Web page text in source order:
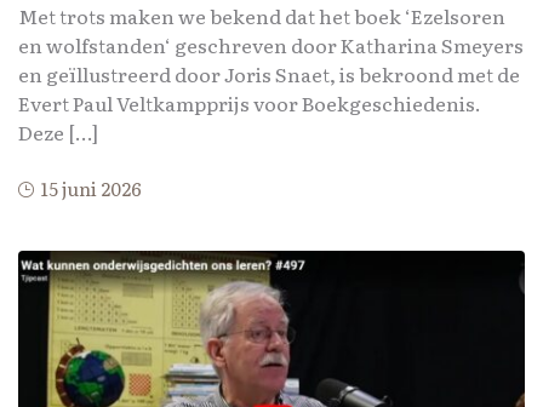
Met trots maken we bekend dat het boek ‘Ezelsoren
en wolfstanden‘ geschreven door Katharina Smeyers
en geïllustreerd door Joris Snaet, is bekroond met de
Evert Paul Veltkampprijs voor Boekgeschiedenis.
Deze […]
15 juni 2026